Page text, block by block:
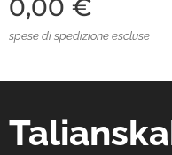
0,00 €
spese di spedizione escluse